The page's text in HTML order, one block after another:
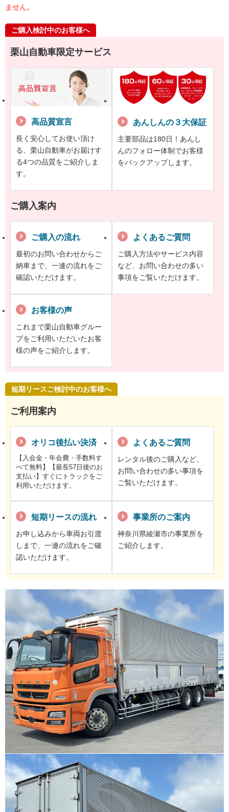
ません。
ご購入検討中のお客様へ
栗山自動車限定サービス
高品質宣言
長く安心してお使い頂け
る、栗山自動車がお届けす
る4つの品質をご紹介しま
す。
あんしんの３大保証
主要部品は180日！あんし
んのフォロー体制でお客様
をバックアップします。
ご購入案内
ご購入の流れ
最初のお問い合わせからご
納車まで、一連の流れをご
確認いただけます。
よくあるご質問
ご購入方法やサービス内容
など、お問い合わせの多い
事項をご覧いただけます。
お客様の声
これまで栗山自動車グルー
プをご利用いただいたお客
様の声をご紹介します。
短期リースご検討中のお客様へ
ご利用案内
オリコ後払い決済
【入会金・年会費・手数料す
べて無料】【最長57日後のお
支払い】すぐにトラックをご
利用いただけます。
よくあるご質問
レンタル後のご購入など、
お問い合わせの多い事項を
ご覧いただけます。
短期リースの流れ
お申し込みから車両お引渡
しまで、一連の流れをご確
認いただけます。
事業所のご案内
神奈川県綾瀬市の事業所を
ご紹介します。